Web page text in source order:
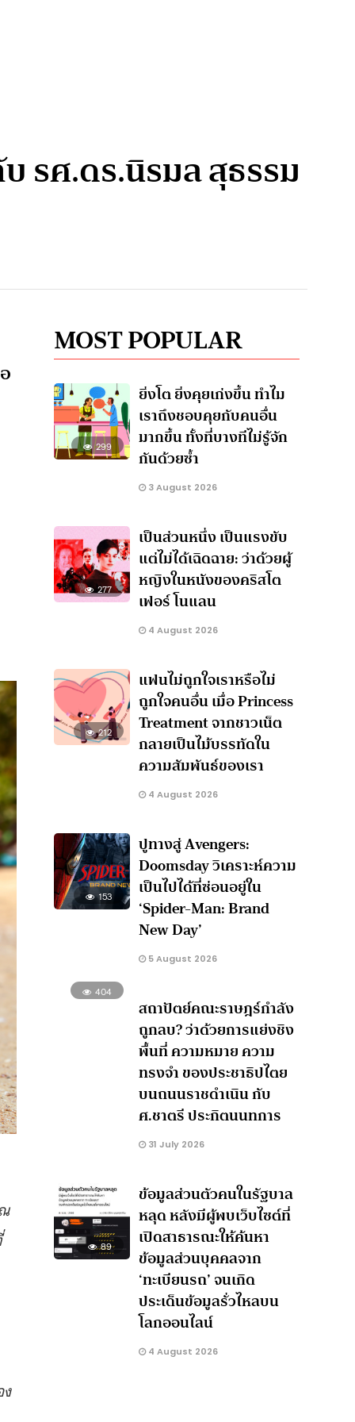
รศ.ดร.นิรมล สุธรรม
MOST POPULAR
299
ยิ่งโต ยิ่งคุยเก่งขึ้น ทำไม
เราถึงชอบคุยกับคนอื่น
มากขึ้น ทั้งที่บางทีไม่รู้จัก
กันด้วยซ้ำ
3 August 2026
277
เป็นส่วนหนึ่ง เป็นแรงขับ
แต่ไม่ได้เฉิดฉาย: ว่าด้วยผู้
หญิงในหนังของคริสโต
เฟอร์ โนแลน
4 August 2026
212
แฟนไม่ถูกใจเราหรือไม่
ถูกใจคนอื่น เมื่อ Princess
Treatment จากชาวเน็ต
กลายเป็นไม้บรรทัดใน
ความสัมพันธ์ของเรา
4 August 2026
153
ปูทางสู่ Avengers:
Doomsday วิเคราะห์ความ
เป็นไปได้ที่ซ่อนอยู่ใน
‘Spider-Man: Brand
New Day’
5 August 2026
404
สถาปัตย์คณะราษฎร์กำลัง
ถูกลบ? ว่าด้วยการแย่งชิง
พื้นที่ ความหมาย ความ
ทรงจำ ของประชาธิปไตย
บนถนนราชดำเนิน กับ
ศ.ชาตรี ประกิตนนทการ
31 July 2026
89
ข้อมูลส่วนตัวคนในรัฐบาล
หลุด หลังมีผู้พบเว็บไซต์ที่
เปิดสาธารณะให้ค้นหา
ข้อมูลส่วนบุคคลจาก
‘ทะเบียนรถ’ จนเกิด
ประเด็นข้อมูลรั่วไหลบน
โลกออนไลน์
4 August 2026